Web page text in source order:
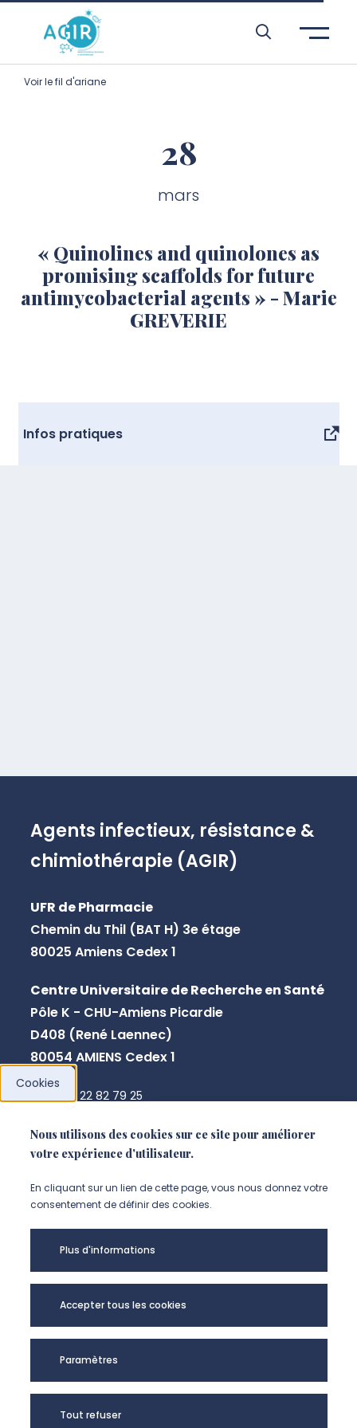
Aller à l’entête de page
Aller au menu principale
Aller au contenu principal
Aller à la recherche
Passer aux cookies
Aller au pied de page
Voir le fil d'ariane
28
mars
« Quinolines and quinolones as
promising scaffolds for future
antimycobacterial agents » - Marie
GREVERIE
Infos pratiques
Agents infectieux, résistance &
chimiothérapie (AGIR)
UFR de Pharmacie
Chemin du Thil (BAT H) 3e étage
80025 Amiens Cedex 1
Centre Universitaire de Recherche en Santé
Pôle K - CHU-Amiens Picardie
D408 (René Laennec)
80054 AMIENS Cedex 1
+33 3 22 82 79 25
NOUS CONTACTER
AGIR - UR UPJV
4294 @2024
Cookies
Nous utilisons des cookies sur ce site pour améliorer
votre expérience d'utilisateur.
En cliquant sur un lien de cette page, vous nous donnez votre
consentement de définir des cookies.
Plus d'informations
Accepter tous les cookies
Paramètres
Tout refuser